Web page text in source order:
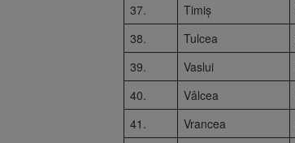
37.
Timiș
38.
Tulcea
39.
Vaslui
40.
Vâlcea
41.
Vrancea